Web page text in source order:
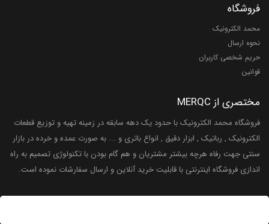
فروشگاه
محمد الکترونیک
نحوه ارسال
حریم شخصی کاربران
قوانین
مختصری از MERQC
فروشگاه محمد الکترونیک با حدود یک دهه سابقه در زمینه تهیه و توزیع قطعات
الکترونیک , رباتیک , ابزار دقیق , انواع باتری و ... به صورت عمده و خرده در بازار
سنتی جهت رفاه هرچه بیشتر مشتریان و هم گام بودن با تکنولوژی تصمیم به راه
اندازی فروشگاه اینترنتی با قابلیت خرید آنلاین و ارسال سفارشات نموده است.